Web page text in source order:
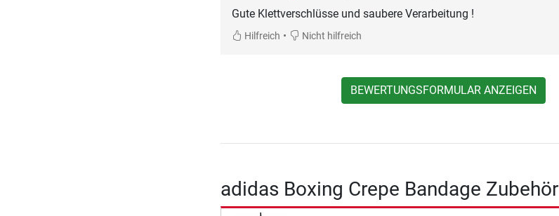
Gute Klettverschlüsse und saubere Verarbeitung !
Hilfreich • Nicht hilfreich
BEWERTUNGSFORMULAR ANZEIGEN
adidas Boxing Crepe Bandage Zubehör